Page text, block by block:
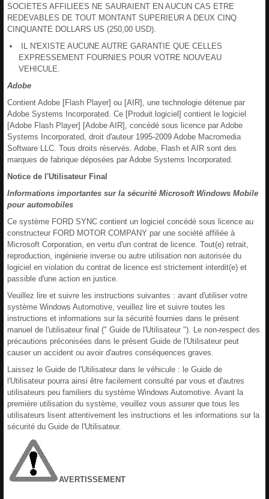
SOCIETES AFFILIEES NE SAURAIENT EN AUCUN CAS ETRE
REDEVABLES DE TOUT MONTANT SUPERIEUR A DEUX CINQ
CINQUANTE DOLLARS US (250,00 USD).
IL N'EXISTE AUCUNE AUTRE GARANTIE QUE CELLES
EXPRESSEMENT FOURNIES POUR VOTRE NOUVEAU
VEHICULE.
Adobe
Contient Adobe [Flash Player] ou [AIR], une technologie détenue par
Adobe Systems Incorporated. Ce [Produit logiciel] contient le logiciel
[Adobe Flash Player] [Adobe AIR], concédé sous licence par Adobe
Systems Incorporated, droit d'auteur 1995-2009 Adobe Macromedia
Software LLC. Tous droits réservés. Adobe, Flash et AIR sont des
marques de fabrique déposées par Adobe Systems Incorporated.
Notice de l'Utilisateur Final
Informations importantes sur la sécurité Microsoft Windows Mobile
pour automobiles
Ce système FORD SYNC contient un logiciel concédé sous licence au
constructeur FORD MOTOR COMPANY par une société affiliée à
Microsoft Corporation, en vertu d'un contrat de licence. Tout(e) retrait,
reproduction, ingénierie inverse ou autre utilisation non autorisée du
logiciel en violation du contrat de licence est strictement interdit(e) et
passible d'une action en justice.
Veuillez lire et suivre les instructions suivantes : avant d'utiliser votre
système Windows Automotive, veuillez lire et suivre toutes les
instructions et informations sur la sécurité fournies dans le présent
manuel de l'utilisateur final (" Guide de l'Utilisateur "). Le non-respect des
précautions préconisées dans le présent Guide de l'Utilisateur peut
causer un accident ou avoir d'autres conséquences graves.
Laissez le Guide de l'Utilisateur dans le véhicule : le Guide de
l'Utilisateur pourra ainsi être facilement consulté par vous et d'autres
utilisateurs peu familiers du système Windows Automotive. Avant la
première utilisation du système, veuillez vous assurer que tous les
utilisateurs lisent attentivement les instructions et les informations sur la
sécurité du Guide de l'Utilisateur.
AVERTISSEMENT